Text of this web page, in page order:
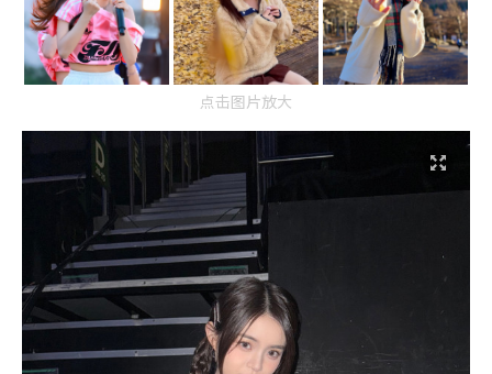
点击图片放大